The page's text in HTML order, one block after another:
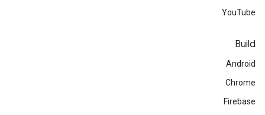
YouTube
Build
Android
Chrome
Firebase